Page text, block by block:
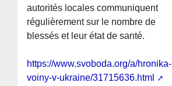
autorités locales communiquent
régulièrement sur le nombre de
blessés et leur état de santé.
https://www.svoboda.org/a/hronika-
voiny-v-ukraine/31715636.html